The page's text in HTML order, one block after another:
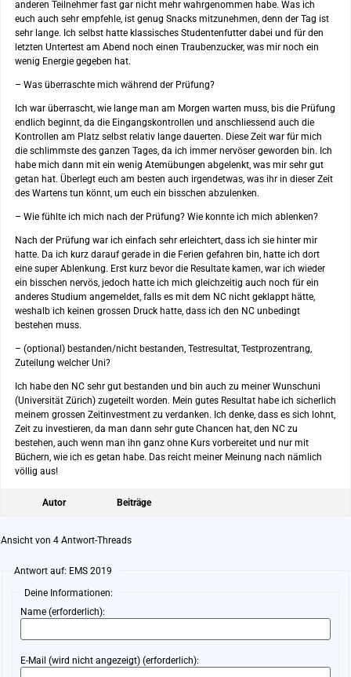
anderen Teilnehmer fast gar nicht mehr wahrgenommen habe. Was ich
euch auch sehr empfehle, ist genug Snacks mitzunehmen, denn der Tag ist
sehr lange. Ich selbst hatte klassisches Studentenfutter dabei und für den
letzten Untertest am Abend noch einen Traubenzucker, was mir noch ein
wenig Energie gegeben hat.
– Was überraschte mich während der Prüfung?
Ich war überrascht, wie lange man am Morgen warten muss, bis die Prüfung
endlich beginnt, da die Eingangskontrollen und anschliessend auch die
Kontrollen am Platz selbst relativ lange dauerten. Diese Zeit war für mich
die schlimmste des ganzen Tages, da ich immer nervöser geworden bin. Ich
habe mich dann mit ein wenig Atemübungen abgelenkt, was mir sehr gut
getan hat. Überlegt euch am besten auch irgendetwas, was ihr in dieser Zeit
des Wartens tun könnt, um euch ein bisschen abzulenken.
– Wie fühlte ich mich nach der Prüfung? Wie konnte ich mich ablenken?
Nach der Prüfung war ich einfach sehr erleichtert, dass ich sie hinter mir
hatte. Da ich kurz darauf gerade in die Ferien gefahren bin, hatte ich dort
eine super Ablenkung. Erst kurz bevor die Resultate kamen, war ich wieder
ein bisschen nervös, jedoch hatte ich mich gleichzeitig auch noch für ein
anderes Studium angemeldet, falls es mit dem NC nicht geklappt hätte,
weshalb ich keinen grossen Druck hatte, dass ich den NC unbedingt
bestehen muss.
– (optional) bestanden/nicht bestanden, Testresultat, Testprozentrang,
Zuteilung welcher Uni?
Ich habe den NC sehr gut bestanden und bin auch zu meiner Wunschuni
(Universität Zürich) zugeteilt worden. Mein gutes Resultat habe ich sicherlich
meinem grossen Zeitinvestment zu verdanken. Ich denke, dass es sich lohnt,
Zeit zu investieren, da man dann sehr gute Chancen hat, den NC zu
bestehen, auch wenn man ihn ganz ohne Kurs vorbereitet und nur mit
Büchern, wie ich es getan habe. Das reicht meiner Meinung nach nämlich
völlig aus!
Autor Beiträge
Ansicht von 4 Antwort-Threads
Antwort auf: EMS 2019
Deine Informationen:
Name (erforderlich):
E-Mail (wird nicht angezeigt) (erforderlich):